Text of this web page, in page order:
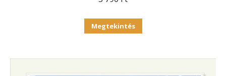
Megtekintés